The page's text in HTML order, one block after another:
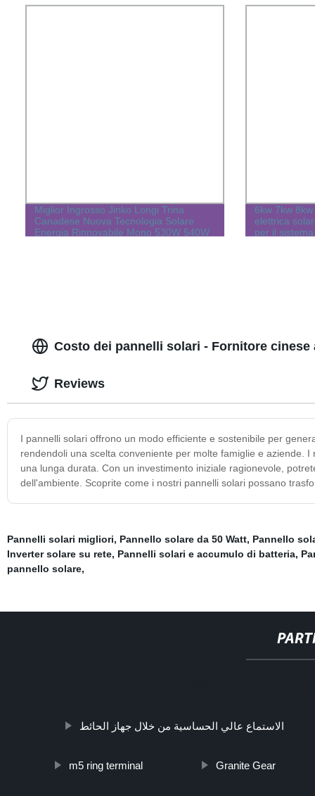
generatore di potenza per balcone
Miglior Ingrosso Jinko Longi Trina
Canadese Nuova Tecnologia Solare
Energia Rinnovabile Mono 530W 540W
6kw 7kw
elettrica
per il
Costo dei pannelli solari - Fornitore
I pannelli solari offrono un modo efficiente e sostenibile per
rendendoli una scelta conveniente per molte famiglie e aziende.
una lunga durata. Con un investimento iniziale ragionevole,
dell'ambiente. Scoprite come i nostri pannelli solari possano
Reviews
Pannelli solari migliori, Pannello solare da 50 Watt, Pannello
Inverter solare su rete, Pannelli solari e accumulo di batteria,
pannello solare,
الاستماع عالي الحساسية من خلال جهاز الحائط
m5 ring terminal Granite Gear